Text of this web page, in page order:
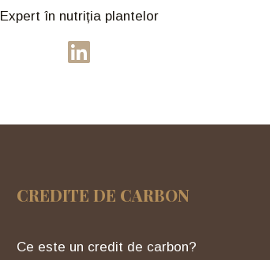
Expert în nutriția plantelor
CREDITE DE CARBON
Ce este un credit de carbon?